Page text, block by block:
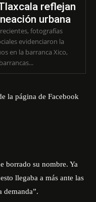
reflejan
urbana
fotografías
evidenciaron la
en la barranca Xico,
la página de Facebook
borrado su nombre. Ya
llegaba a más ante las
demanda”.